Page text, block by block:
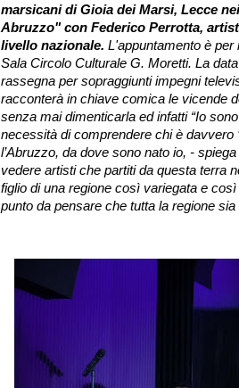
marsicani di Gioia dei Marsi, Lecce
Abruzzo" con Federico Perrotta,
livello nazionale. L'appuntamento è
Sala Circolo Culturale G. Moretti. La
rassegna per sopraggiunti impegni
racconterà in chiave comica le vicende
senza mai dimenticarla ed infatti “Io
necessità di comprendere chi è davvero
l’Abruzzo, da dove sono nato io, -
vedere artisti che partiti da questa terra
figlio di una regione così variegata e
punto da pensare che tutta la regione